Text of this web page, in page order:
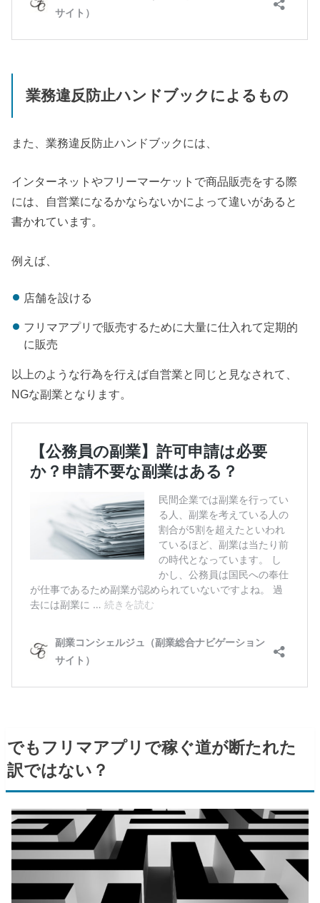
業務違反防止ハンドブックによるもの
また、業務違反防止ハンドブックには、
インターネットやフリーマーケットで商品販売をする際
には、自営業になるかならないかによって違いがあると
書かれています。
例えば、
店舗を設ける
フリマアプリで販売するために大量に仕入れて定期的
に販売
以上のような行為を行えば自営業と同じと見なされて、
NGな副業となります。
でもフリマアプリで稼ぐ道が断たれた
訳ではない？